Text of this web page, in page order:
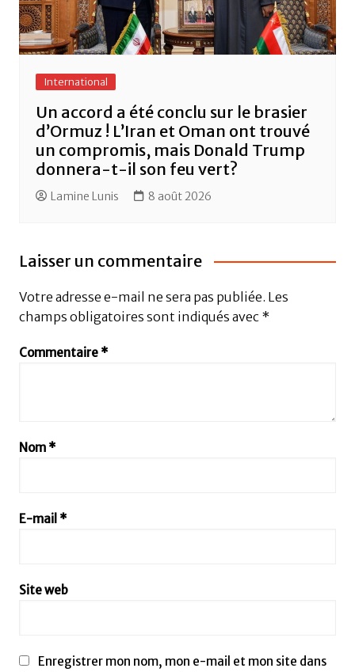
International
Un accord a été conclu sur le brasier
d’Ormuz ! L’Iran et Oman ont trouvé
un compromis, mais Donald Trump
donnera-t-il son feu vert?
Lamine Lunis 8 août 2026
Laisser un commentaire
Votre adresse e-mail ne sera pas publiée. Les
champs obligatoires sont indiqués avec *
Commentaire *
Nom *
E-mail *
Site web
Enregistrer mon nom, mon e-mail et mon site dans